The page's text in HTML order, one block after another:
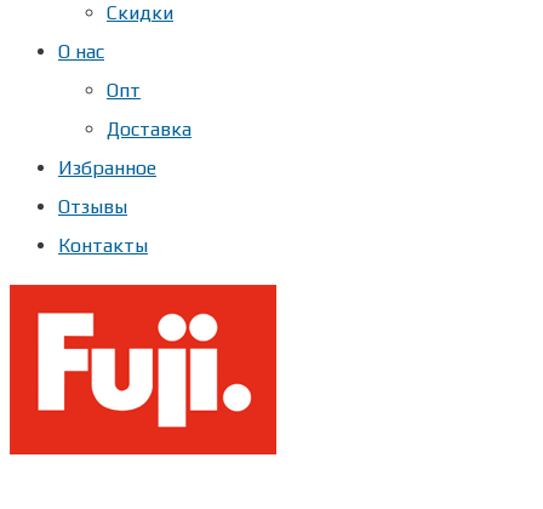
Скидки
О нас
Опт
Доставка
Избранное
Отзывы
Контакты